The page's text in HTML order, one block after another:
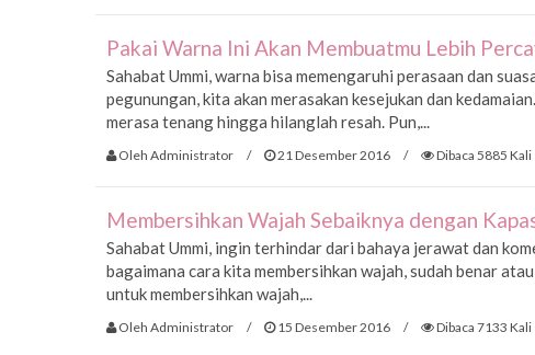
Pakai Warna Ini Akan Membuatmu Lebih
Sahabat Ummi, warna bisa memengaruhi perasaan dan
pegunungan, kita akan merasakan kesejukan dan
merasa tenang hingga hilanglah resah. Pun,...
Oleh Administrator / 21 Desember 2016 / Dibaca 5885 Kali
Membersihkan Wajah Sebaiknya dengan
Sahabat Ummi, ingin terhindar dari bahaya jerawat dan
bagaimana cara kita membersihkan wajah, sudah benar
untuk membersihkan wajah,...
Oleh Administrator / 15 Desember 2016 / Dibaca 7133 Kali